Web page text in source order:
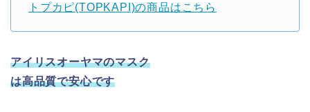
トプカピ(TOPKAPI)の商品はこちら
アイリスオーヤマのマスク
は高品質で安心です